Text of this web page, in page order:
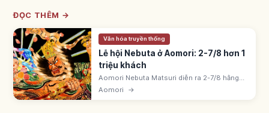
ĐỌC THÊM →
Văn hóa truyền thống
Lễ hội Nebuta ở Aomori: 2-7/8 hơn 1
triệu khách
Aomori Nebuta Matsuri diễn ra 2-7/8 hằng
năm, một trong ba lễ hội lớn Tohoku. Có xe
Aomori →